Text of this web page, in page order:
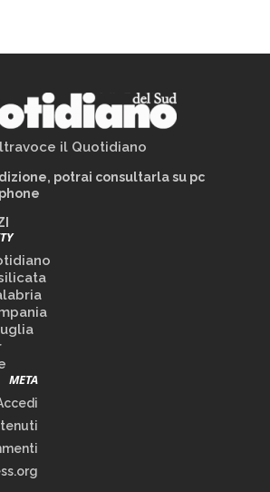
il Quotidiano
potrai consultarla su pc
META